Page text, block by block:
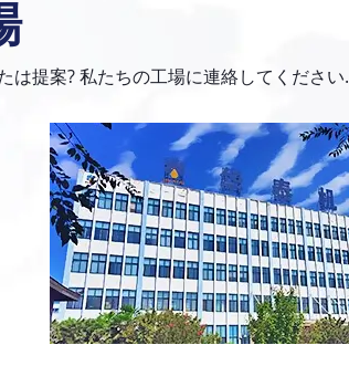
は提案? 私たちの工場に連絡してください.